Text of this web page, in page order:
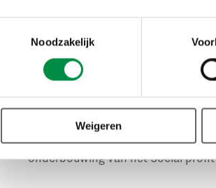
Noodzakelijk
Weigeren
en samenwerkingspartners
doorlopen, meer bewust van hun
bureau Whise
Onze onderzoekers en analisten
groepsgesprekken, enquêtes en
onderbouwing van het Social